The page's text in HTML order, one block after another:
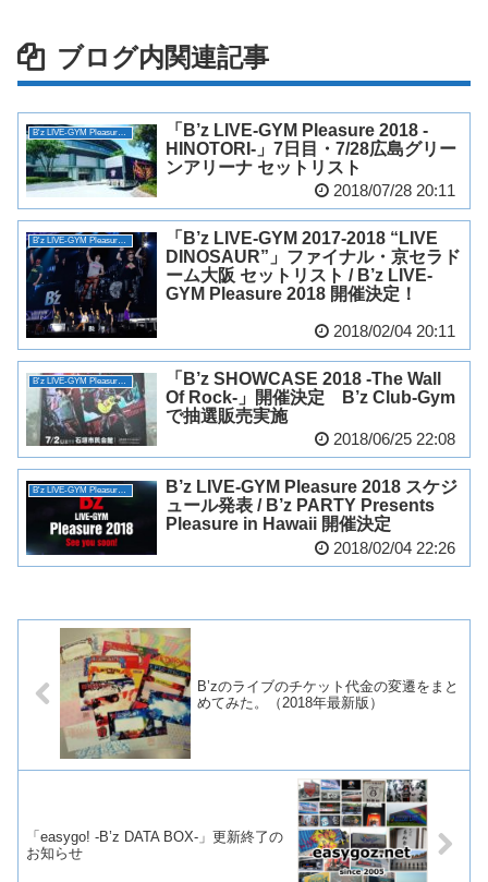
ブログ内関連記事
B'z LIVE-GYM Pleasure 2018 -HINOTORI-
「B’z LIVE-GYM Pleasure 2018 -
HINOTORI-」7日目・7/28広島グリー
ンアリーナ セットリスト
2018/07/28 20:11
B'z LIVE-GYM Pleasure 2018 -HINOTORI-
「B’z LIVE-GYM 2017-2018 “LIVE
DINOSAUR”」ファイナル・京セラド
ーム大阪 セットリスト / B’z LIVE-
GYM Pleasure 2018 開催決定！
2018/02/04 20:11
B'z LIVE-GYM Pleasure 2018 -HINOTORI-
「B’z SHOWCASE 2018 -The Wall
Of Rock-」開催決定 B’z Club-Gym
で抽選販売実施
2018/06/25 22:08
B’z LIVE-GYM Pleasure 2018 スケジ
ュール発表 / B’z PARTY Presents
Pleasure in Hawaii 開催決定
2018/02/04 22:26
B’zのライブのチケット代金の変遷をまと
めてみた。（2018年最新版）
「easygo! -B’z DATA BOX-」更新終了の
お知らせ